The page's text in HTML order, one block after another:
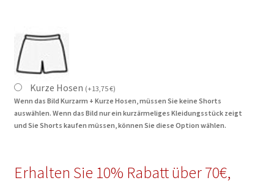
Kurze Hosen (+13,75€)
Wenn das Bild Kurzarm + Kurze Hosen, müssen Sie keine Shorts
auswählen. Wenn das Bild nur ein kurzärmeliges Kleidungsstück zeigt
und Sie Shorts kaufen müssen, können Sie diese Option wählen.
Erhalten Sie 10% Rabatt über 70€,